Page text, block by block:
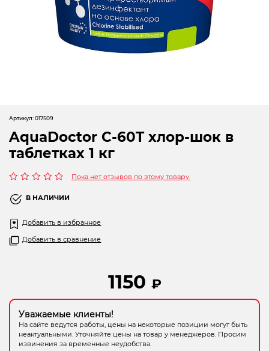
Новогодние товары
Отопление и климат
Подарочные сертификаты
Сварочное оборудование
Спецодежда
Станки
Строительное оборудование
Артикул:017509
AquaDoctor C-60T хлор-шок в
таблетках 1 кг
0
из
Пока нет отзывов по этому товару.
В НАЛИЧИИ
Добавить в избранное
Добавить в сравнение
1150 ₽
Уважаемые клиенты!
На сайте ведутся работы, цены на некоторые позиции могут быть
неактуальными. Уточняйте цены на товар у менеджеров. Просим
извинения за временные неудобства.